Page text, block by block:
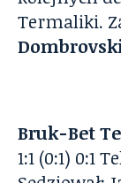
Termaliki.
Bruk-Bet
1:1 (0:1) 0:1